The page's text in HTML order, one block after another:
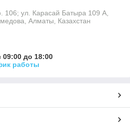
106; ул. Карасай Батыра 109 А,
Алматы, Казахстан
09:00 до 18:00
работы